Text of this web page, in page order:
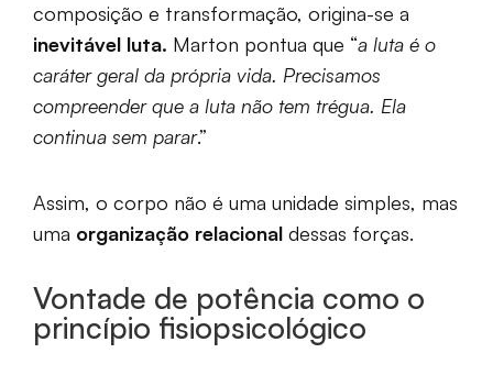
composição e transformação, origina-se a
inevitável luta. Marton pontua que “a luta é o
caráter geral da própria vida. Precisamos
compreender que a luta não tem trégua. Ela
continua sem parar.”
Assim, o corpo não é uma unidade simples, mas
uma organização relacional dessas forças.
Vontade de potência como o
princípio fisiopsicológico